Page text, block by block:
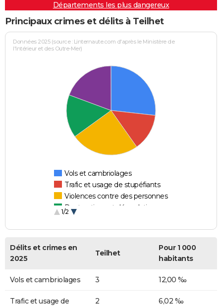
Départements les plus dangereux
Principaux crimes et délits à Teilhet
Données 2025 (source : Linternaute.com d'après le Ministère de
l'Intérieur et des Outre-Mer)
Vols et cambriolages
Trafic et usage de stupéfiants
Violences contre des personnes
Destructions et dégradations
1/2
Délits et crimes en
2025
Teilhet
Pour 1 000
habitants
Vols et cambriolages 3 12,00 ‰
Trafic et usage de
2 6,02 ‰